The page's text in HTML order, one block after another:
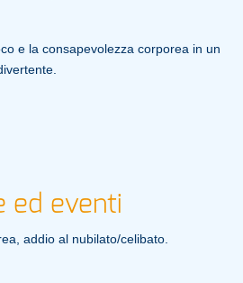
e la consapevolezza corporea in un
ed eventi
addio al nubilato/celibato.